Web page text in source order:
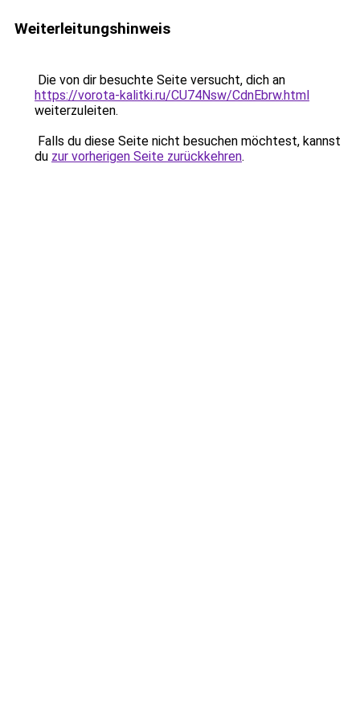
Weiterleitungshinweis
Die von dir besuchte Seite versucht, dich an
https://vorota-kalitki.ru/CU74Nsw/CdnEbrw.html
weiterzuleiten.
Falls du diese Seite nicht besuchen möchtest, kannst
du zur vorherigen Seite zurückkehren.